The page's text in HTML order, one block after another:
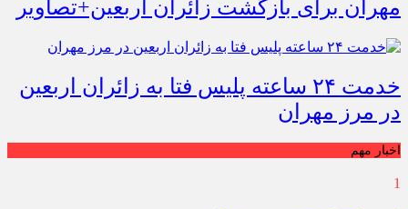
مهران برای بازگشت زائران اربعین+تصاویر
خدمت ۲۴ ساعته پلیس فتا به زائران اربعین
در مرز مهران
اخبار مهم
1